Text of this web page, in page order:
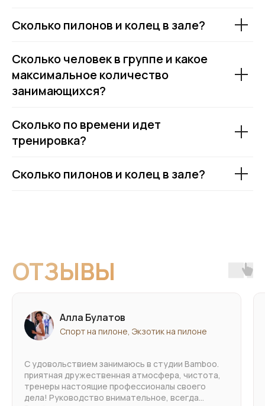
Сколько пилонов и колец в зале?
Сколько человек в группе и какое
максимальное количество
занимающихся?
Сколько по времени идет
тренировка?
Сколько пилонов и колец в зале?
Наталья Кутырина
Спорт на пилоне
Мое знакомство с Pole Dance началось примерно
год назад. Важно сказать, что многое зависит
от тренера, потому что сначала кажется, что
ты вообще ничего не умеешь и никогда ничему